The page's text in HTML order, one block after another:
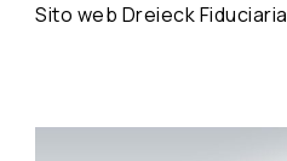
Sito web Dreieck Fiduciaria